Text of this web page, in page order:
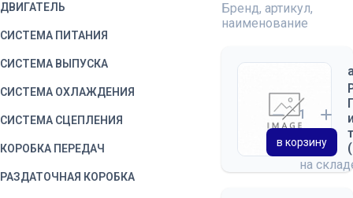
ДВИГАТЕЛЬ
СИСТЕМА ПИТАНИЯ
СИСТЕМА ВЫПУСКА
СИСТЕМА ОХЛАЖДЕНИЯ
СИСТЕМА СЦЕПЛЕНИЯ
КОРОБКА ПЕРЕДАЧ
РАЗДАТОЧНАЯ КОРОБКА
Бренд, артикул,
наименование
на
в корзину